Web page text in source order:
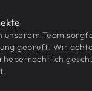
unserem Team
geprüft. Wir